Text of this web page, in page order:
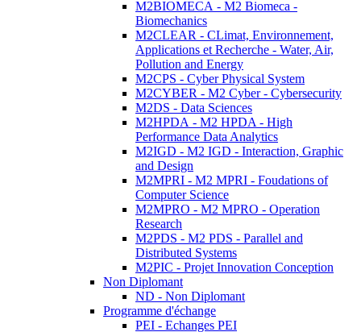
M2BIOMECA - M2 Biomeca -
Biomechanics
M2CLEAR - CLimat, Environnement,
Applications et Recherche - Water, Air,
Pollution and Energy
M2CPS - Cyber Physical System
M2CYBER - M2 Cyber - Cybersecurity
M2DS - Data Sciences
M2HPDA - M2 HPDA - High
Performance Data Analytics
M2IGD - M2 IGD - Interaction, Graphic
and Design
M2MPRI - M2 MPRI - Foudations of
Computer Science
M2MPRO - M2 MPRO - Operation
Research
M2PDS - M2 PDS - Parallel and
Distributed Systems
M2PIC - Projet Innovation Conception
Non Diplomant
ND - Non Diplomant
Programme d'échange
PEI - Echanges PEI